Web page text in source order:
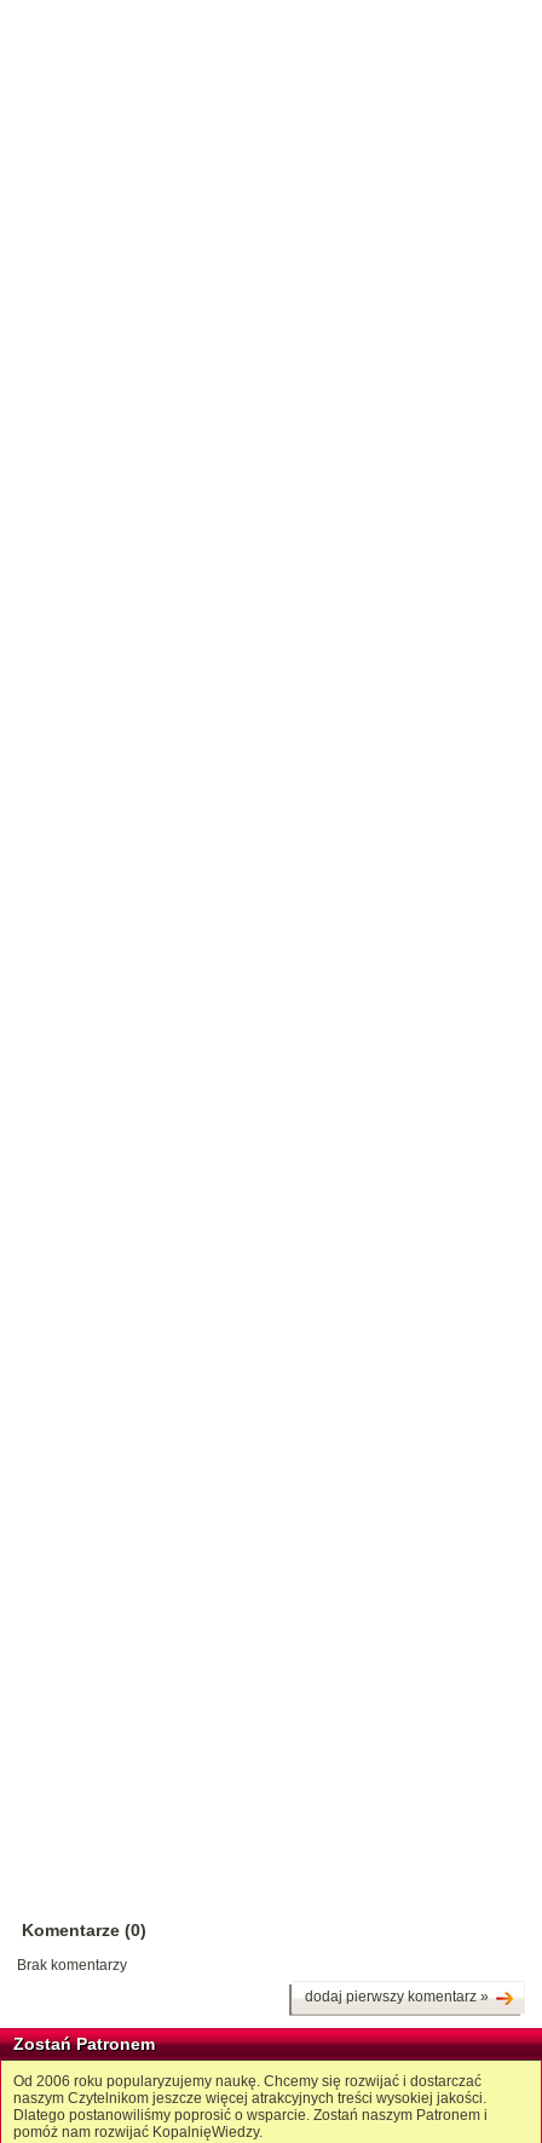
Komentarze (0)
Brak komentarzy
dodaj pierwszy komentarz »
Zostań Patronem
Od 2006 roku popularyzujemy naukę. Chcemy się rozwijać i dostarczać
naszym Czytelnikom jeszcze więcej atrakcyjnych treści wysokiej jakości.
Dlatego postanowiliśmy poprosić o wsparcie. Zostań naszym Patronem i
pomóż nam rozwijać KopalnięWiedzy.